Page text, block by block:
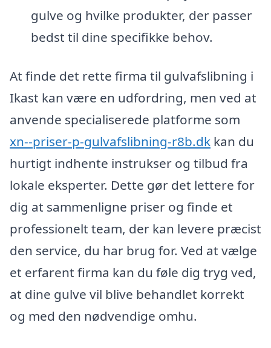
gulve og hvilke produkter, der passer
bedst til dine specifikke behov.
At finde det rette firma til gulvafslibning i
Ikast kan være en udfordring, men ved at
anvende specialiserede platforme som
xn--priser-p-gulvafslibning-r8b.dk kan du
hurtigt indhente instrukser og tilbud fra
lokale eksperter. Dette gør det lettere for
dig at sammenligne priser og finde et
professionelt team, der kan levere præcist
den service, du har brug for. Ved at vælge
et erfarent firma kan du føle dig tryg ved,
at dine gulve vil blive behandlet korrekt
og med den nødvendige omhu.